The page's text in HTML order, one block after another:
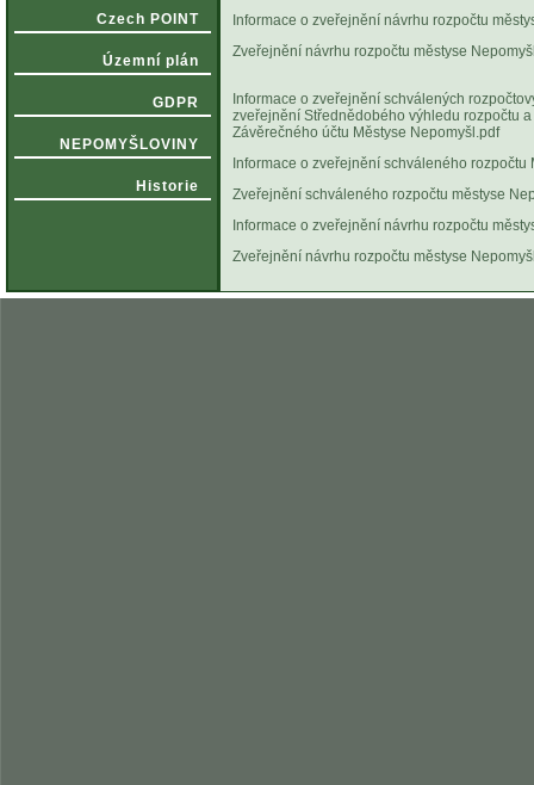
Czech POINT
Územní plán
GDPR
NEPOMYŠLOVINY
Historie
Informace o zveřejnění návrhu rozpočtu
Zveřejnění návrhu rozpočtu městyse
Informace o zveřejnění schválených
zveřejnění Střednědobého výhledu rozpočtu
Závěrečného účtu Městyse Nepomyšl.pdf
Informace o zveřejnění schváleného
Zveřejnění schváleného rozpočtu městyse
Informace o zveřejnění návrhu rozpočtu
Zveřejnění návrhu rozpočtu městyse